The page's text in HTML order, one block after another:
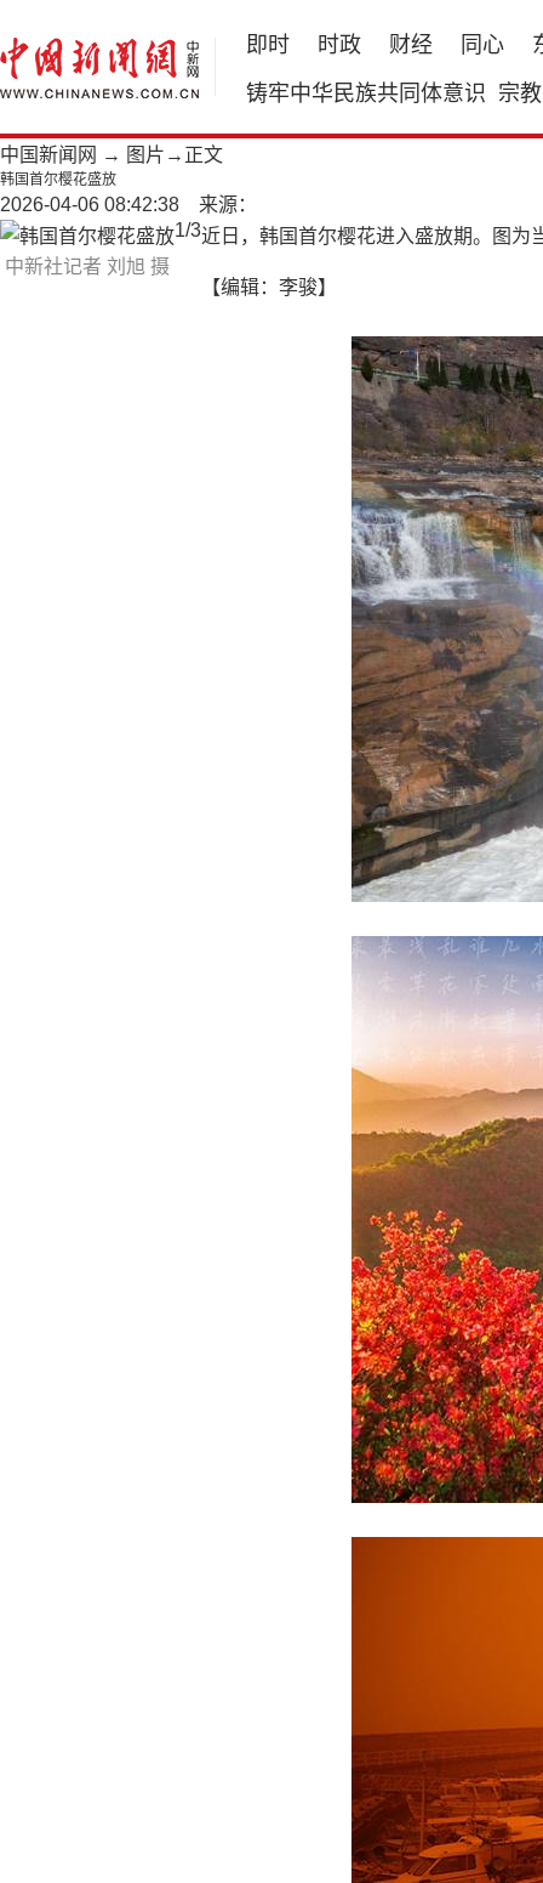
即时 时政 财经 同心
铸牢中华民族共同体意识 宗教
中国新闻网 → 图片 →正文
韩国首尔樱花盛放
2026-04-06 08:42:38 来源：
中新社记者 刘旭 摄
1/3近日，韩国首尔樱花进入盛放期。图为
【编辑：李骏】